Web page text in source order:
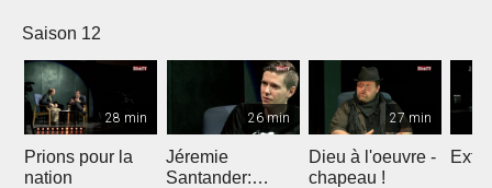
Saison 12
28 min
Prions pour la
nation
26 min
Jéremie
Santander:
27 min
Dieu à l'oeuvre -
chapeau !